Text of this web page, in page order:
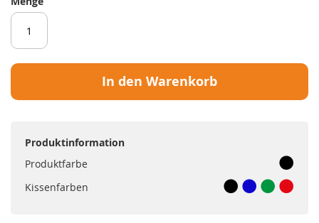
In den Warenkorb
Produktinformation
Produktfarbe
Kissenfarben